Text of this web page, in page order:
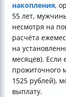
накопления,
55 лет,
несмотря на
расчёта
на
месяцев). Если
прожиточного
1525 рублей),
выплату.